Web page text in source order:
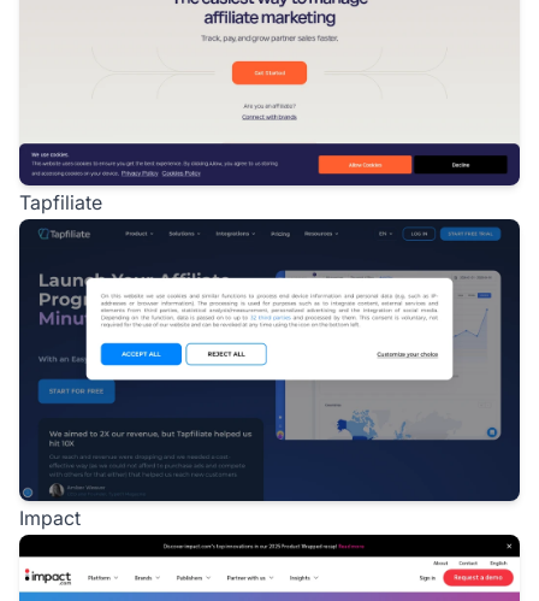
Tapfiliate
Impact